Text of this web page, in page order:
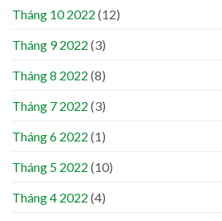
Tháng 10 2022 (12)
Tháng 9 2022 (3)
Tháng 8 2022 (8)
Tháng 7 2022 (3)
Tháng 6 2022 (1)
Tháng 5 2022 (10)
Tháng 4 2022 (4)